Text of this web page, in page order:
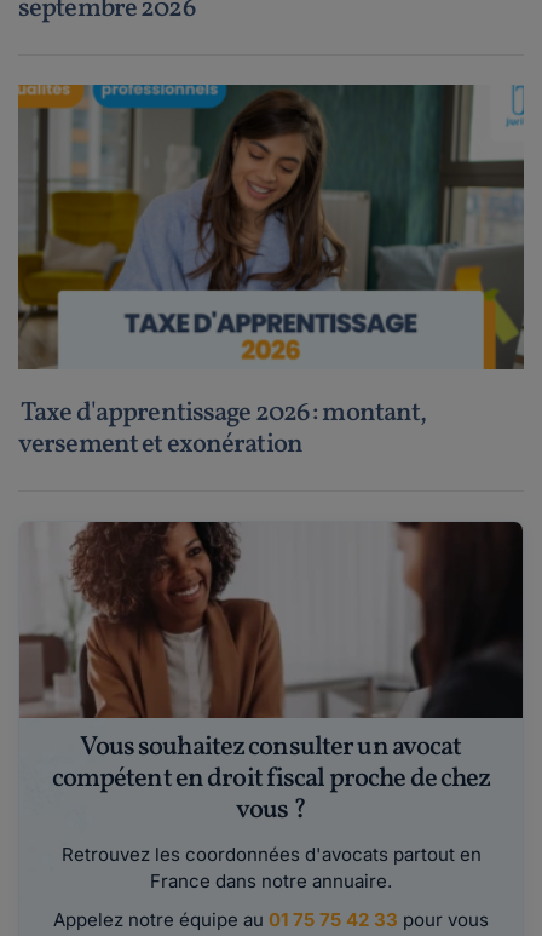
septembre 2026
Taxe d'apprentissage 2026 : montant,
versement et exonération
Vous souhaitez consulter un avocat
compétent en droit fiscal proche de chez
vous ?
Retrouvez les coordonnées d'avocats partout en
France dans notre annuaire.
Appelez notre équipe au 01 75 75 42 33 pour vous